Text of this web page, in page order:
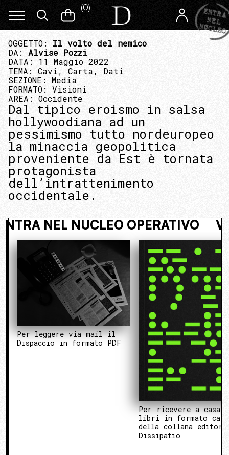
(0)
OGGETTO: Il volto del nemico
DA: Alvise Pozzi
DATA: 11 Maggio 2022
TEMA: Cavi, Carta, Dati
SEZIONE: Media
FORMATO: Visioni
AREA: Occidente
Dal tipico eroismo in salsa
hollywoodiana ad un
pessimismo tutto nordeuropeo
la minaccia geopolitica
proveniente da Est è tornata
protagonista
dell’intrattenimento
occidentale.
ENTRA NEL NUCLEO OPERATIVO
Per leggere via mail il
Dispaccio in formato PDF
Per ricevere a casa i
libri in formato
della collana
Dissipatio